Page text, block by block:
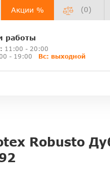
Акции % (0)
работы
11:00 - 20:00
- 19:00 Вс: выходной
Robusto